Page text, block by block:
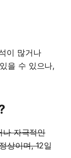
이 많거나
을 수 있으나,
나 자극적인
상이며, 12일